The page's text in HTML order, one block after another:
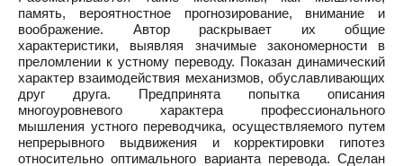
память, вероятностное прогнозирование, внимание и
воображение. Автор раскрывает их общие
характеристики, выявляя значимые закономерности в
преломлении к устному переводу. Показан динамический
характер взаимодействия механизмов, обуславливающих
друг друга. Предпринята попытка описания
многоуровневого характера профессионального
мышления устного переводчика, осуществляемого путем
непрерывного выдвижения и корректировки гипотез
относительно оптимального варианта перевода. Сделан